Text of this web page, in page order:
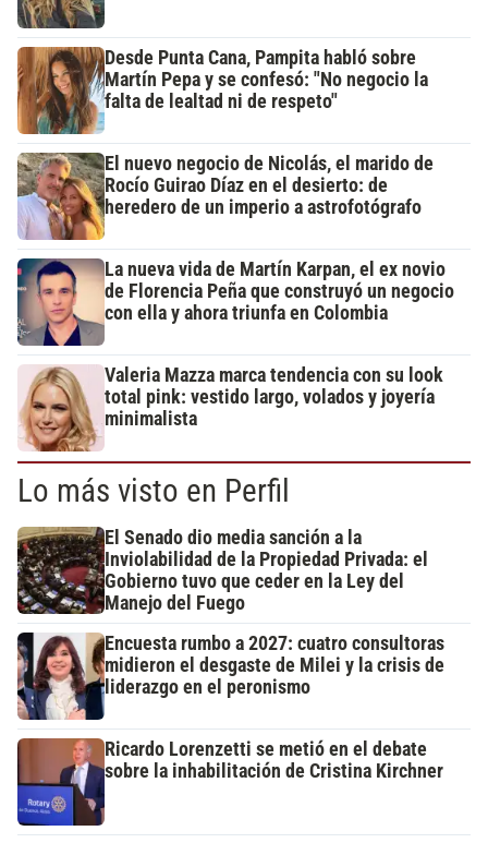
Desde Punta Cana, Pampita habló sobre
Martín Pepa y se confesó: "No negocio la
falta de lealtad ni de respeto"
El nuevo negocio de Nicolás, el marido de
Rocío Guirao Díaz en el desierto: de
heredero de un imperio a astrofotógrafo
La nueva vida de Martín Karpan, el ex novio
de Florencia Peña que construyó un negocio
con ella y ahora triunfa en Colombia
Valeria Mazza marca tendencia con su look
total pink: vestido largo, volados y joyería
minimalista
Lo más visto en Perfil
El Senado dio media sanción a la
Inviolabilidad de la Propiedad Privada: el
Gobierno tuvo que ceder en la Ley del
Manejo del Fuego
Encuesta rumbo a 2027: cuatro consultoras
midieron el desgaste de Milei y la crisis de
liderazgo en el peronismo
Ricardo Lorenzetti se metió en el debate
sobre la inhabilitación de Cristina Kirchner